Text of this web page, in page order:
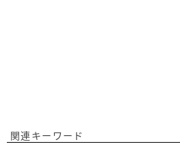
関連キーワード